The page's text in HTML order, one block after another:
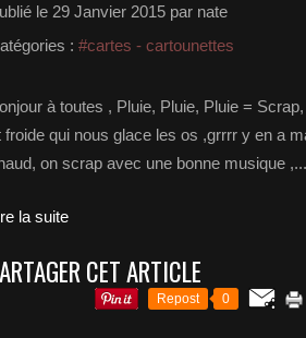
le 29 Janvier 2015 par nate
: #cartes - cartounettes
à toutes , Pluie, Pluie, Pluie =
froide qui nous glace les os ,grrrr y en a
on scrap avec une bonne musique
la suite
CET ARTICLE
Repost 0